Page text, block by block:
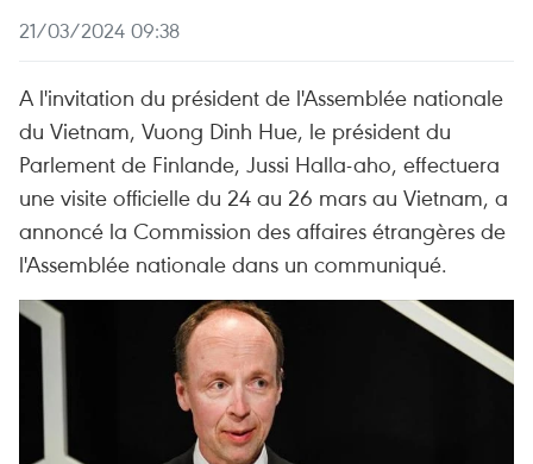
21/03/2024 09:38
A l'invitation du président de l'Assemblée nationale
du Vietnam, Vuong Dinh Hue, le président du
Parlement de Finlande, Jussi Halla-aho, effectuera
une visite officielle du 24 au 26 mars au Vietnam, a
annoncé la Commission des affaires étrangères de
l'Assemblée nationale dans un communiqué.